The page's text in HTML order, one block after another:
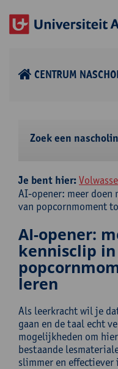
CENTRUM
Zoek een
Je bent hier:
AI-opener: meer doen
van popcornmoment
AI-opener:
kennisclip
leren
Als leerkracht wil je
gaan en de taal echt
mogelijkheden om
bestaande
slimmer en effectiever